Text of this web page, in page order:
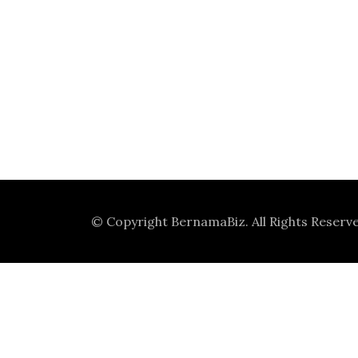
© Copyright BernamaBiz. All Rights